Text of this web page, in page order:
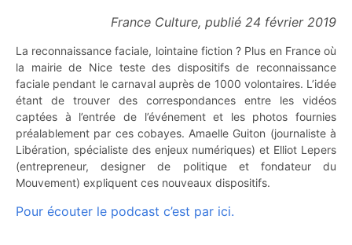
France Culture, publié 24 février 2019
La reconnaissance faciale, lointaine fiction ? Plus en France où
la mairie de Nice teste des dispositifs de reconnaissance
faciale pendant le carnaval auprès de 1000 volontaires. L’idée
étant de trouver des correspondances entre les vidéos
captées à l’entrée de l’événement et les photos fournies
préalablement par ces cobayes. Amaelle Guiton (journaliste à
Libération, spécialiste des enjeux numériques) et Elliot Lepers
(entrepreneur, designer de politique et fondateur du
Mouvement) expliquent ces nouveaux dispositifs.
Pour écouter le podcast c’est par ici.